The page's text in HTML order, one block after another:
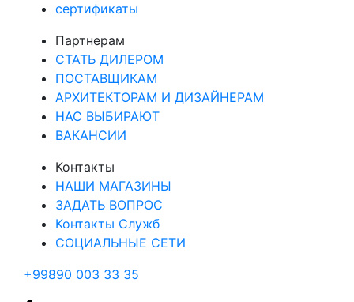
сертификаты
Партнерам
СТАТЬ ДИЛЕРОМ
ПОСТАВЩИКАМ
АРХИТЕКТОРАМ И ДИЗАЙНЕРАМ
НАС ВЫБИРАЮТ
ВАКАНСИИ
Контакты
НАШИ МАГАЗИНЫ
ЗАДАТЬ ВОПРОС
Контакты Служб
СОЦИАЛЬНЫЕ СЕТИ
+99890 003 33 35